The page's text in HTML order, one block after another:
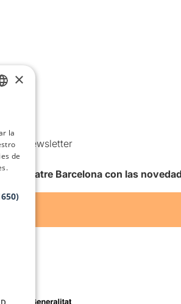
y Newsletter
de Teatre Barcelona con las
×
la
de